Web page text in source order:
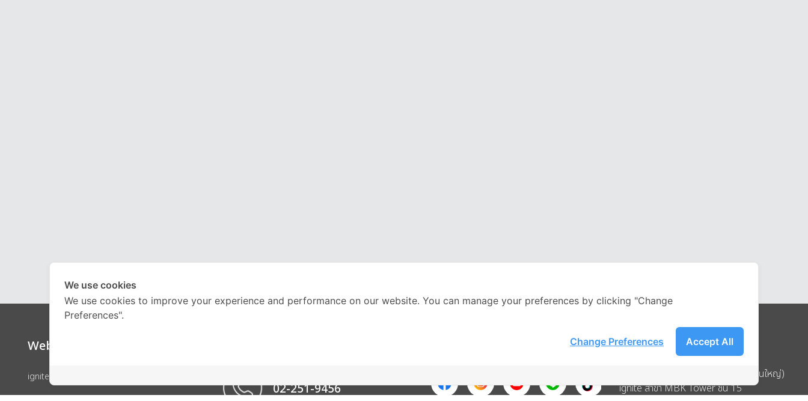
Website
ignite by OnDemand
02-251-9456
Address
บริษัท อิกไนท์ เอ สตาร์ จำกัด (สำนักงานใหญ่)
ignite สาขา MBK Tower ชั้น 15
We use cookies
We use cookies to improve your experience and performance on our website. You can manage your preferences by clicking "Change
Preferences".
Accept All
Change Preferences